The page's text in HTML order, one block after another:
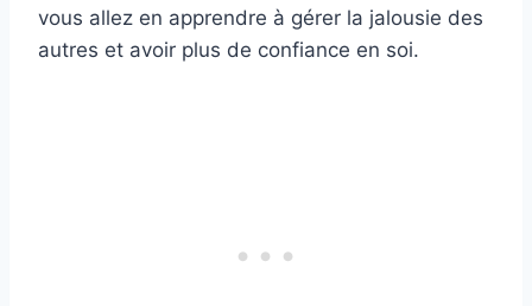
vous allez en apprendre à gérer la jalousie des
autres et avoir plus de confiance en soi.